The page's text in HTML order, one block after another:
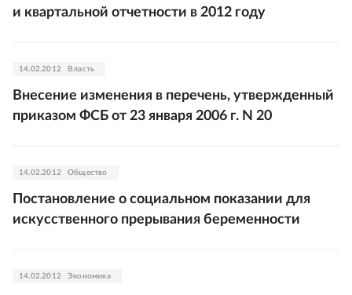
и квартальной отчетности в 2012 году
14.02.2012 Власть
Внесение изменения в перечень, утвержденный
приказом ФСБ от 23 января 2006 г. N 20
14.02.2012 Общество
Постановление о социальном показании для
искусственного прерывания беременности
14.02.2012 Экономика